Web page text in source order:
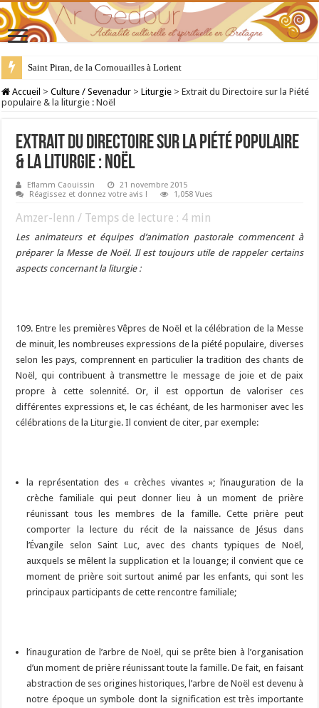
28 juillet : Saint Samson de Dol, père de la Bretagne chrétienne
Accueil > Culture / Sevenadur > Liturgie > Extrait du Directoire sur la Piété
populaire & la liturgie : Noël
Extrait du Directoire sur la Piété populaire
& la liturgie : Noël
Eflamm Caouissin
21 novembre 2015
Réagissez et donnez votre avis !
1,058 Vues
Amzer-lenn / Temps de lecture : 4 min
Les animateurs et équipes d’animation pastorale commencent à
préparer la Messe de Noël. Il est toujours utile de rappeler certains
aspects concernant la liturgie :
109. Entre les premières Vêpres de Noël et la célébration de la Messe
de minuit, les nombreuses expressions de la piété populaire, diverses
selon les pays, comprennent en particulier la tradition des chants de
Noël, qui contribuent à transmettre le message de joie et de paix
propre à cette solennité. Or, il est opportun de valoriser ces
différentes expressions et, le cas échéant, de les harmoniser avec les
célébrations de la Liturgie. Il convient de citer, par exemple:
la représentation des « crèches vivantes »; l’inauguration de la
crèche familiale qui peut donner lieu à un moment de prière
réunissant tous les membres de la famille. Cette prière peut
comporter la lecture du récit de la naissance de Jésus dans
l’Évangile selon Saint Luc, avec des chants typiques de Noël,
auxquels se mêlent la supplication et la louange; il convient que ce
moment de prière soit surtout animé par les enfants, qui sont les
principaux participants de cette rencontre familiale;
l’inauguration de l’arbre de Noël, qui se prête bien à l’organisation
d’un moment de prière réunissant toute la famille. De fait, en faisant
abstraction de ses origines historiques, l’arbre de Noël est devenu à
notre époque un symbole dont la signification est très importante